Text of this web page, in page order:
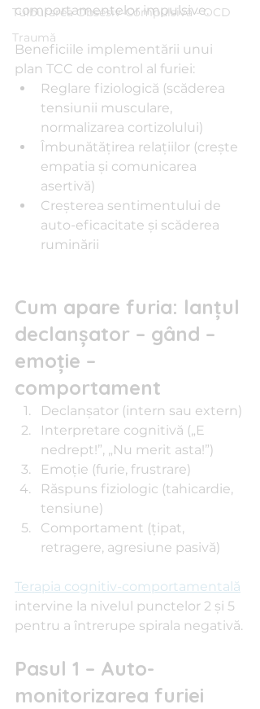
Tulburarea Obsesiv-Compulsivă - OCD
Traumă
comportamentelor impulsive.
Beneficiile implementării unui
plan TCC de control al furiei:
Reglare fiziologică (scăderea
tensiunii musculare,
normalizarea cortizolului)
Îmbunătățirea relațiilor (crește
empatia și comunicarea
asertivă)
Creșterea sentimentului de
auto-eficacitate și scăderea
ruminării
Cum apare furia: lanțul
declanșator – gând –
emoție –
comportament
Declanșator (intern sau extern)
Interpretare cognitivă („E
nedrept!”, „Nu merit asta!”)
Emoție (furie, frustrare)
Răspuns fiziologic (tahicardie,
tensiune)
Comportament (țipat,
retragere, agresiune pasivă)
Terapia cognitiv-comportamentală
intervine la nivelul punctelor 2 și 5
pentru a întrerupe spirala negativă.
Pasul 1 – Auto-
monitorizarea furiei